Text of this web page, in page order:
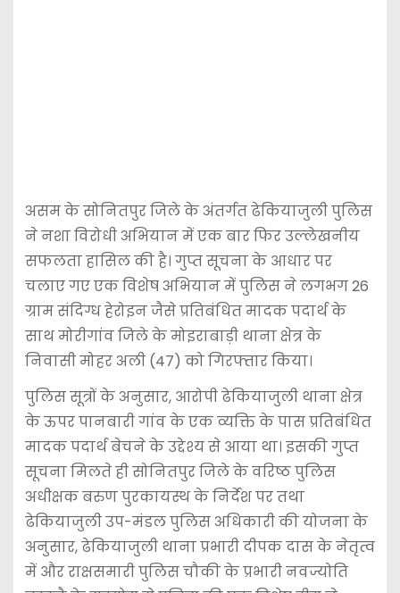
असम के सोनितपुर जिले के अंतर्गत ढेकियाजुली पुलिस
ने नशा विरोधी अभियान में एक बार फिर उल्लेखनीय
सफलता हासिल की है। गुप्त सूचना के आधार पर
चलाए गए एक विशेष अभियान में पुलिस ने लगभग 26
ग्राम संदिग्ध हेरोइन जैसे प्रतिबंधित मादक पदार्थ के
साथ मोरीगांव जिले के मोइराबाड़ी थाना क्षेत्र के
निवासी मोहर अली (47) को गिरफ्तार किया।
पुलिस सूत्रों के अनुसार, आरोपी ढेकियाजुली थाना क्षेत्र
के ऊपर पानबारी गांव के एक व्यक्ति के पास प्रतिबंधित
मादक पदार्थ बेचने के उद्देश्य से आया था। इसकी गुप्त
सूचना मिलते ही सोनितपुर जिले के वरिष्ठ पुलिस
अधीक्षक बरुण पुरकायस्थ के निर्देश पर तथा
ढेकियाजुली उप-मंडल पुलिस अधिकारी की योजना के
अनुसार, ढेकियाजुली थाना प्रभारी दीपक दास के नेतृत्व
में और राक्षसमारी पुलिस चौकी के प्रभारी नवज्योति